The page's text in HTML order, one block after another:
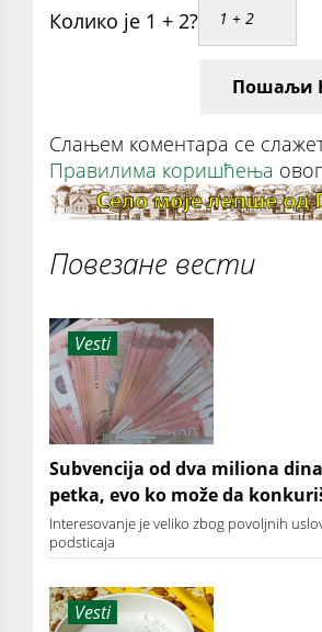
Колико је 1 + 2?
Пошаљи
Слањем коментара се
Правилима коришћења
Повезане вести
Vesti
Subvencija od dva miliona
petka, evo ko može da
Interesovanje je veliko zbog povoljnih
podsticaja
Vesti